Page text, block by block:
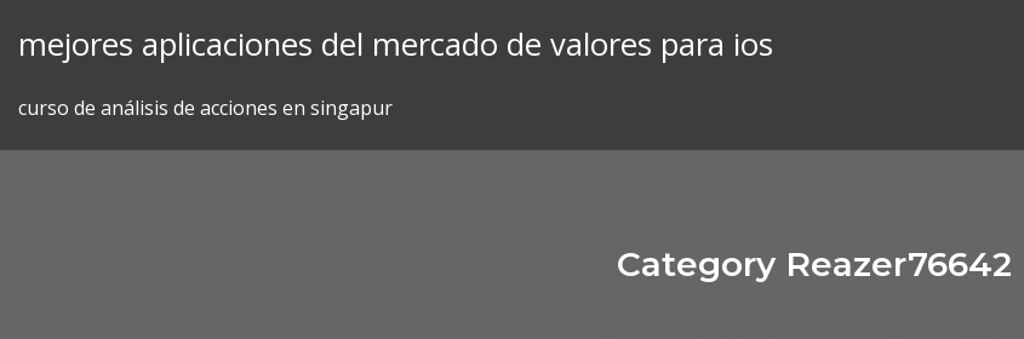
mejores aplicaciones del mercado de valores para ios
curso de análisis de acciones en singapur
Category Reazer76642